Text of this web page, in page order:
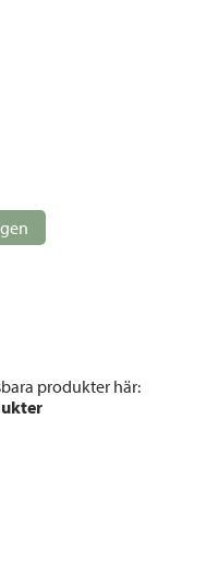
produkter här: